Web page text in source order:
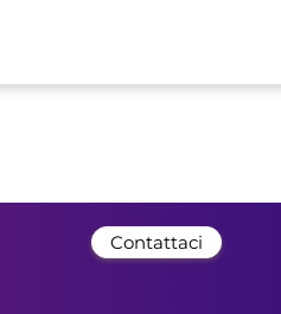
Contattaci